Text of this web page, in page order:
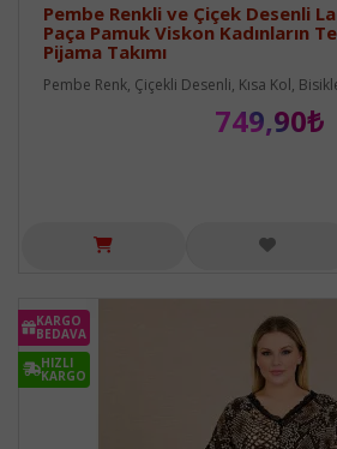
Pembe Renkli ve Çiçek Desenli
Paça Pamuk Viskon Kadınların
Pijama Takımı
Pembe Renk, Çiçekli Desenli, Kısa Kol,
749,90₺
KARGO
BEDAVA
HIZLI
KARGO